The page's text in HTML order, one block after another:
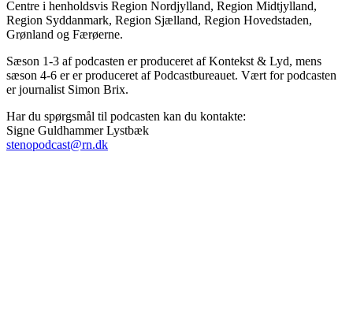
Centre i henholdsvis Region Nordjylland, Region Midtjylland,
Region Syddanmark, Region Sjælland, Region Hovedstaden,
Grønland og Færøerne.
Sæson 1-3 af podcasten er produceret af Kontekst & Lyd, mens
sæson 4-6 er er produceret af Podcastbureauet. Vært for podcasten
er journalist Simon Brix.
Har du spørgsmål til podcasten kan du kontakte:
Signe Guldhammer Lystbæk
stenopodcast@rn.dk